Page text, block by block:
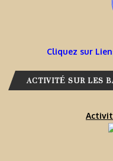
Cliquez sur
ACTIVITÉ SUR LES